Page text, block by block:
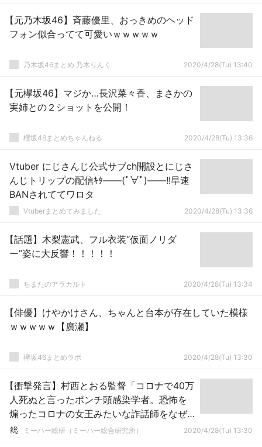
【元乃木坂46】斉藤優里、おっきめのヘッド
フォン似合ってて可愛いｗｗｗｗｗ
乃木坂46まとめ 乃木りんく 2020/4/28(Tu) 13:40
【元欅坂46】マジか…長沢菜々香、まさかの
実姉との２ショットを公開！
櫻坂46まとめちゃんねる 2020/4/28(Tu) 13:36
Vtuber にじさんじ公式サブch開設とにじさ
んじトリップの配信ｷﾀ――(ﾟ∀ﾟ)――!!早速
BANされててワロタ
Vtuberまとめてみました 2020/4/28(Tu) 13:36
【話題】木梨憲武、フル衣装“仮面ノリダ
ー”姿に大反響！！！！！
ちまたのアラカルト 2020/4/28(Tu) 13:34
【俳優】けやかけさん、ちゃんと台本が存在していた模様
ｗｗｗｗｗ【廣瀬】
欅坂46まとめラボ 2020/4/28(Tu) 13:30
【衝撃発言】村西とおる監督「コロナで40万
人死ぬと言ったポンチ頭感染学者。恐怖を
煽ったコロナの女王みたいな詐話師をなぜ
重宝？ 」←これｗｗｗｗ
ミーハー総研（ミーハー総合研究所） 2020/4/28(Tu) 13:30